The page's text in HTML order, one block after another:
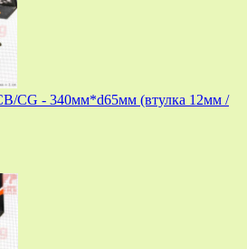
CG - 340мм*d65мм (втулка 12мм /